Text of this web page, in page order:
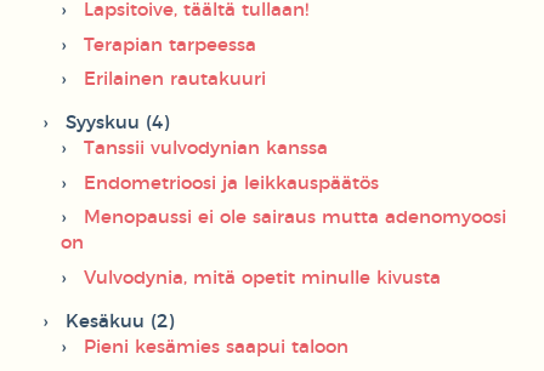
Lapsitoive, täältä tullaan!
Terapian tarpeessa
Erilainen rautakuuri
Syyskuu (4)
Tanssii vulvodynian kanssa
Endometrioosi ja leikkauspäätös
Menopaussi ei ole sairaus mutta adenomyoosi
on
Vulvodynia, mitä opetit minulle kivusta
Kesäkuu (2)
Pieni kesämies saapui taloon